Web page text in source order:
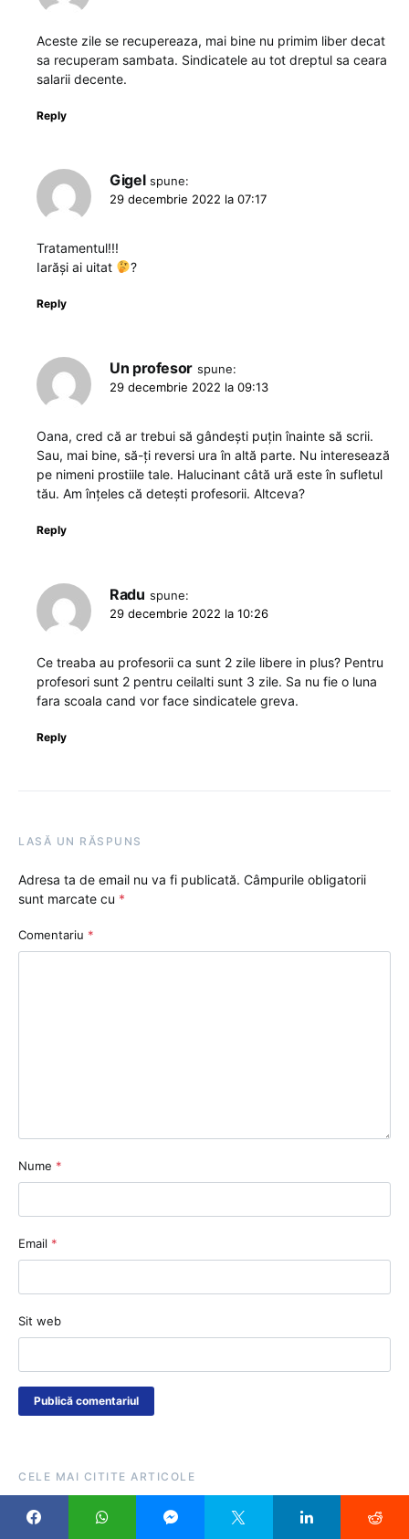
Aceste zile se recupereaza, mai bine nu primim liber decat
sa recuperam sambata. Sindicatele au tot dreptul sa ceara
salarii decente.
Reply
Gigel spune:
29 decembrie 2022 la 07:17
Tratamentul!!!
Iarăși ai uitat
?
Reply
Un profesor spune:
29 decembrie 2022 la 09:13
Oana, cred că ar trebui să gândești puțin înainte să scrii.
Sau, mai bine, să-ți reversi ura în altă parte. Nu interesează
pe nimeni prostiile tale. Halucinant câtă ură este în sufletul
tău. Am înțeles că detești profesorii. Altceva?
Reply
Radu spune:
29 decembrie 2022 la 10:26
Ce treaba au profesorii ca sunt 2 zile libere in plus? Pentru
profesori sunt 2 pentru ceilalti sunt 3 zile. Sa nu fie o luna
fara scoala cand vor face sindicatele greva.
Reply
LASĂ UN RĂSPUNS
Adresa ta de email nu va fi publicată. Câmpurile obligatorii
sunt marcate cu *
Comentariu *
Nume *
Email *
Sit web
CELE MAI CITITE ARTICOLE
Șeful ISJ Gorj, alți 8 inspectori și